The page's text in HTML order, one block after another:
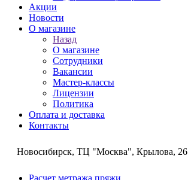
Акции
Новости
О магазине
Назад
О магазине
Сотрудники
Вакансии
Мастер-классы
Лицензии
Политика
Оплата и доставка
Контакты
Новосибирск, ТЦ "Москва", Крылова, 26
Расчет метража пряжи